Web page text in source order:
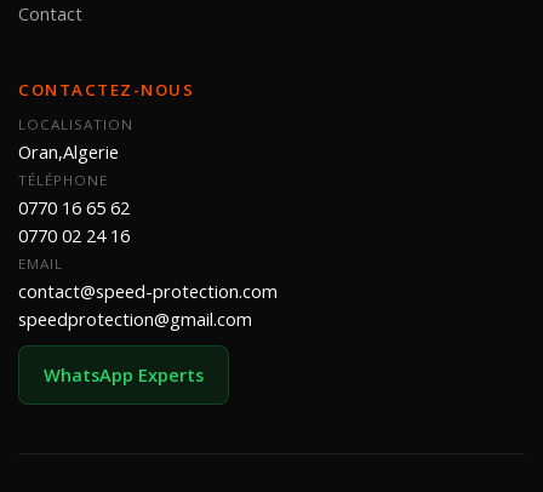
Contact
CONTACTEZ-NOUS
LOCALISATION
Oran,Algerie
TÉLÉPHONE
0770 16 65 62
0770 02 24 16
EMAIL
contact@speed-protection.com
speedprotection@gmail.com
WhatsApp Experts